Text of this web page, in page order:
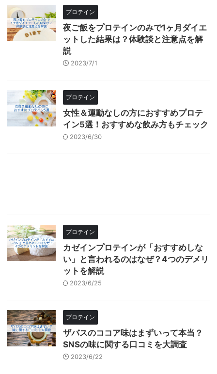
プロテイン
夜ご飯をプロテインのみで1ヶ月ダイエ
ットした結果は？体験談と注意点を解
説
2023/7/1
プロテイン
女性＆運動なしの方におすすめプロテ
イン5選！おすすめな飲み方もチェック
2023/6/30
プロテイン
カゼインプロテインが「おすすめしな
い」と言われるのはなぜ？4つのデメリ
ットを解説
2023/6/25
プロテイン
ザバスのココア味はまずいって本当？
SNSの味に関する口コミを大調査
2023/6/22